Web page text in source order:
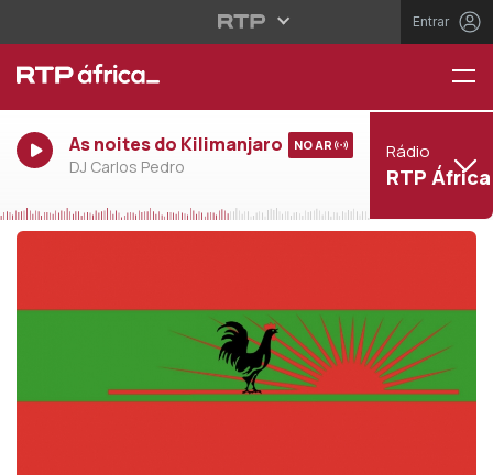
Entrar
As noites do Kilimanjaro
DJ Carlos Pedro
NO AR Rádio
RTP África